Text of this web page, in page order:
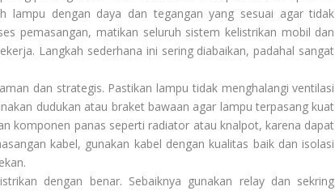
lampu dengan daya dan tegangan yang sesuai agar tidak
pemasangan, matikan seluruh sistem kelistrikan mobil dan
Langkah sederhana ini sering diabaikan, padahal sangat
dan strategis. Pastikan lampu tidak menghalangi ventilasi
dudukan atau braket bawaan agar lampu terpasang kuat
komponen panas seperti radiator atau knalpot, karena dapat
kabel, gunakan kabel dengan kualitas baik dan isolasi
dengan benar. Sebaiknya gunakan relay dan sekring